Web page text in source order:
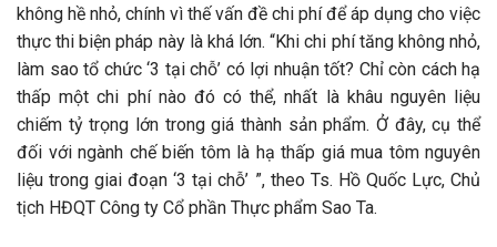
không hề nhỏ, chính vì thế vấn đề chi phí để áp dụng cho việc
thực thi biện pháp này là khá lớn. “Khi chi phí tăng không nhỏ,
làm sao tổ chức ‘3 tại chỗ’ có lợi nhuận tốt? Chỉ còn cách hạ
thấp một chi phí nào đó có thể, nhất là khâu nguyên liệu
chiếm tỷ trọng lớn trong giá thành sản phẩm. Ở đây, cụ thể
đối với ngành chế biến tôm là hạ thấp giá mua tôm nguyên
liệu trong giai đoạn ‘3 tại chỗ’ ”, theo Ts. Hồ Quốc Lực, Chủ
tịch HĐQT Công ty Cổ phần Thực phẩm Sao Ta.